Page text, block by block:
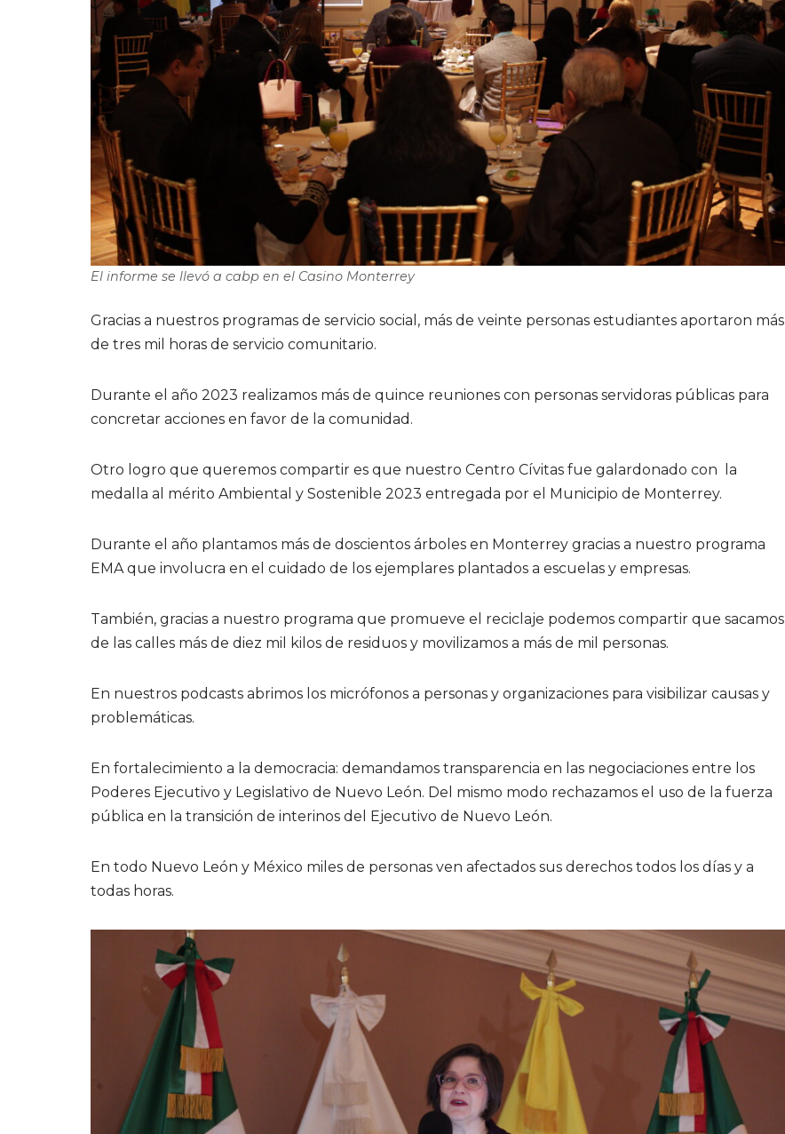
El informe se llevó a cabp en el Casino Monterrey
Gracias a nuestros programas de servicio social, más de veinte personas estudiantes aportaron más
de tres mil horas de servicio comunitario.
Durante el año 2023 realizamos más de quince reuniones con personas servidoras públicas para
concretar acciones en favor de la comunidad.
Otro logro que queremos compartir es que nuestro Centro Cívitas fue galardonado con la
medalla al mérito Ambiental y Sostenible 2023 entregada por el Municipio de Monterrey.
Durante el año plantamos más de doscientos árboles en Monterrey gracias a nuestro programa
EMA que involucra en el cuidado de los ejemplares plantados a escuelas y empresas.
También, gracias a nuestro programa que promueve el reciclaje podemos compartir que sacamos
de las calles más de diez mil kilos de residuos y movilizamos a más de mil personas.
En nuestros podcasts abrimos los micrófonos a personas y organizaciones para visibilizar causas y
problemáticas.
En fortalecimiento a la democracia: demandamos transparencia en las negociaciones entre los
Poderes Ejecutivo y Legislativo de Nuevo León. Del mismo modo rechazamos el uso de la fuerza
pública en la transición de interinos del Ejecutivo de Nuevo León.
En todo Nuevo León y México miles de personas ven afectados sus derechos todos los días y a
todas horas.